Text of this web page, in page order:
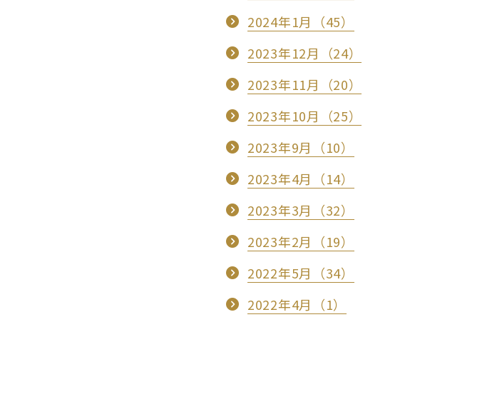
2024年1月（45）
2023年12月（24）
2023年11月（20）
2023年10月（25）
2023年9月（10）
2023年4月（14）
2023年3月（32）
2023年2月（19）
2022年5月（34）
2022年4月（1）